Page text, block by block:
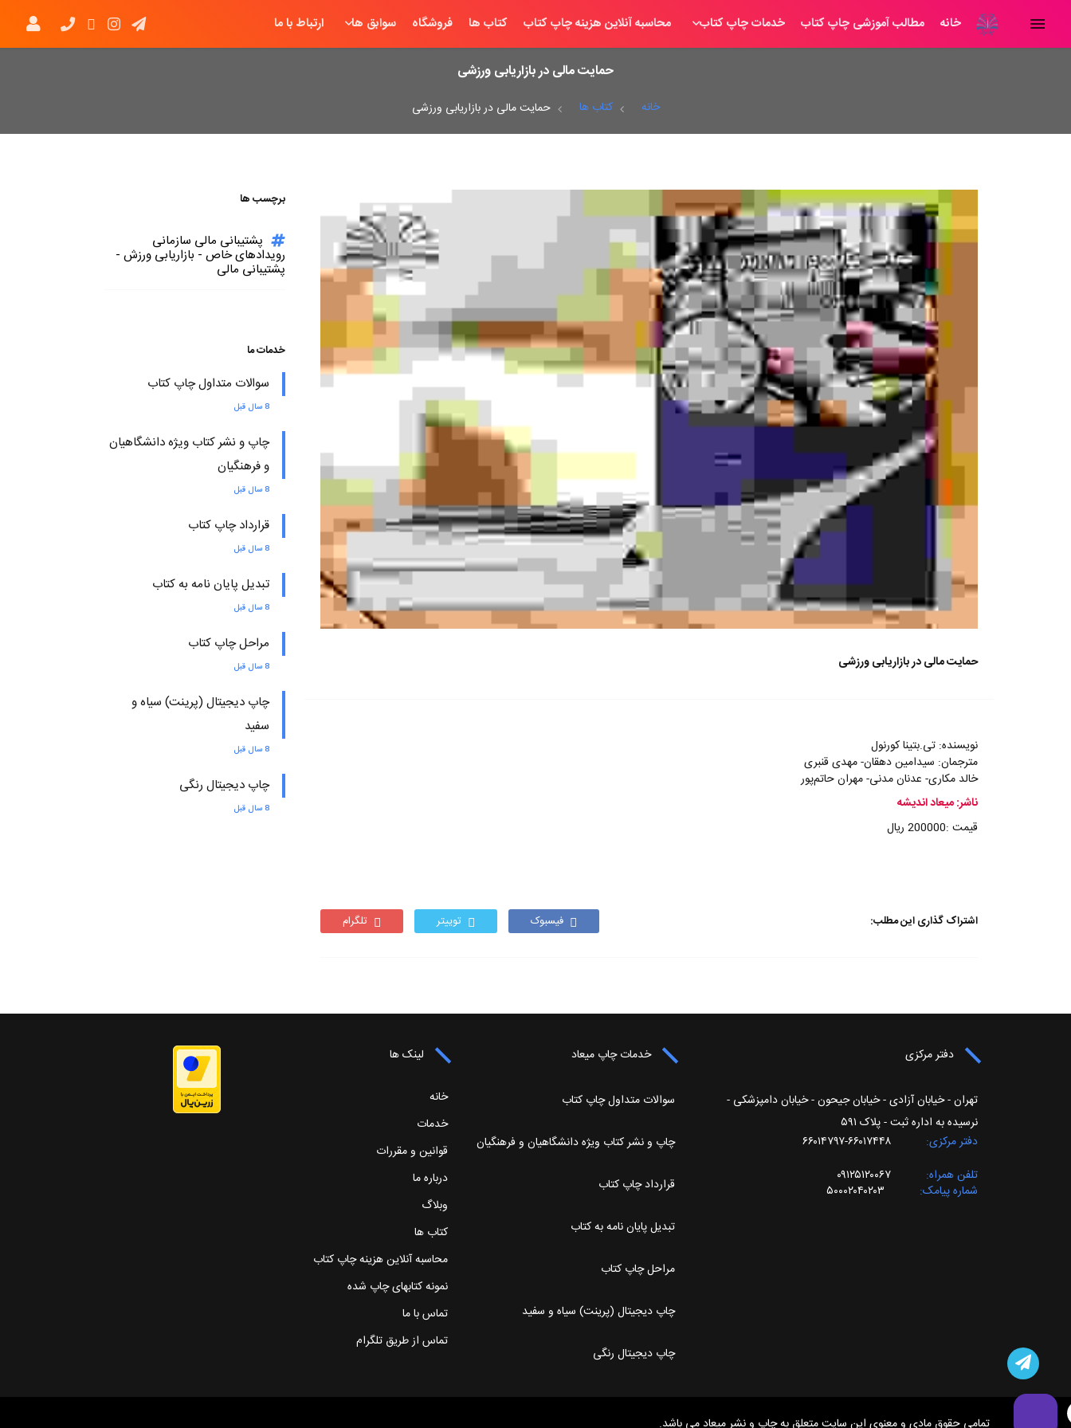
خانه مطالب آموزشی چاپ کتاب خدمات چاپ کتاب محاسبه آنلاین هزینه چاپ کتاب کتاب ها فروشگاه سوابق ها ارتباط با ما
حمایت مالی در بازاریابی ورزشی
خانه کتاب ها حمایت مالی در بازاریابی ورزشی
حمایت مالی در بازاریابی ورزشی
نویسنده: تی.بتینا کورنول
مترجمان: سیدامین دهقان- مهدی قنبری
خالد مکاری- عدنان مدنی- مهران حاتم‌پور
ناشر: میعاد اندیشه
قیمت :200000 ریال
اشتراک گذاری این مطلب: فیسبوک توییتر تلگرام
برچسب ها
پشتیبانی مالی سازمانی
رویدادهای خاص - بازاریابی ورزش -
پشتیبانی مالی
خدمات ما
سوالات متداول چاپ کتاب
8 سال قبل
چاپ و نشر کتاب ویژه دانشگاهیان
و فرهنگیان
8 سال قبل
قرارداد چاپ کتاب
8 سال قبل
تبدیل پایان نامه به کتاب
8 سال قبل
مراحل چاپ کتاب
8 سال قبل
چاپ دیجیتال (پرینت) سیاه و
سفید
8 سال قبل
چاپ دیجیتال رنگی
8 سال قبل
دفتر مرکزی
تهران - خیابان آزادی - خیابان جیحون - خیابان دامپزشکی -
نرسیده به اداره ثبت - پلاک ۵۹۱
دفتر مرکزی
۶۶۰۱۷۴۴۸-۶۶۰۱۴۷۹۷
تلفن همراه
۰۹۱۲۵۱۲۰۰۶۷
شماره پیامک
۵۰۰۰۲۰۴۰۲۰۳
خدمات چاپ میعاد
سوالات متداول چاپ کتاب
چاپ و نشر کتاب ویژه دانشگاهیان و فرهنگیان
قرارداد چاپ کتاب
تبدیل پایان نامه به کتاب
مراحل چاپ کتاب
چاپ دیجیتال (پرینت) سیاه و سفید
چاپ دیجیتال رنگی
لینک ها
خانه
خدمات
قوانین و مقررات
درباره ما
وبلاگ
کتاب ها
محاسبه آنلاین هزینه چاپ کتاب
نمونه کتابهای چاپ شده
تماس با ما
تماس از طریق تلگرام
تمامی حقوق مادی و معنوی این سایت متعلق به چاپ و نشر میعاد می باشد.